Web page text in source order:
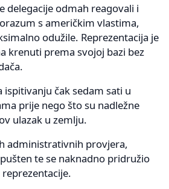
delegacije odmah reagovali i
s američkim vlastima,
odužile. Reprezentacija je
krenuti prema svojoj bazi bez
ispitivanju čak sedam sati u
prije nego što su nadležne
ulazak u zemlju.
administrativnih provjera,
te se naknadno pridružio